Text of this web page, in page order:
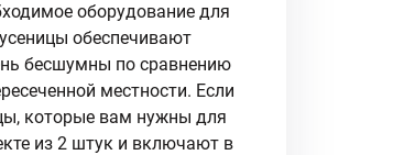
оборудование для
обеспечивают
бесшумны по сравнению
местности. Если
которые вам нужны для
из 2 штук и включают в